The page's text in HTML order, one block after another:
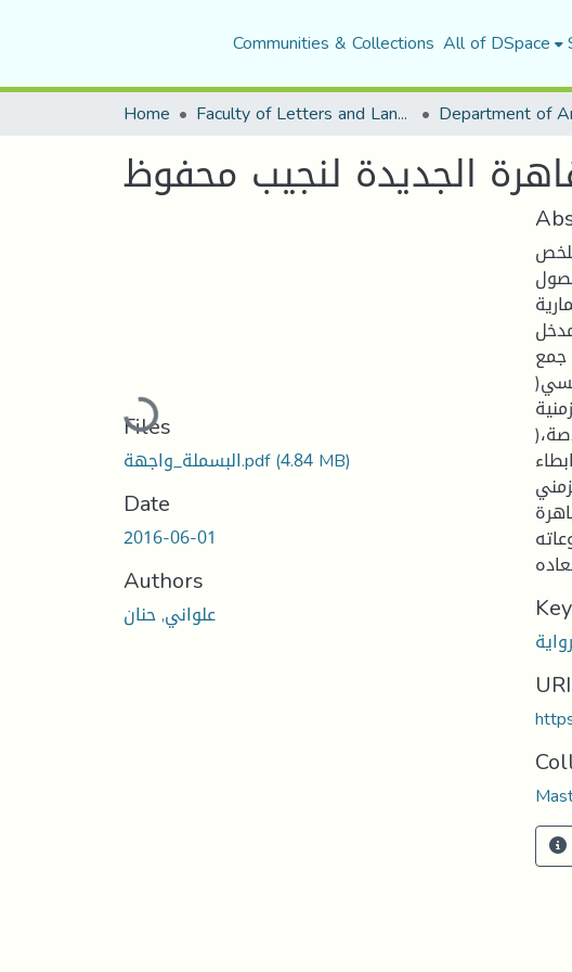
Communities & Collections All of DSpace
Home Faculty of Letters and Languages
الجديدة لنجيب محفوظ
Loading...
Files
البسملة_واجهة.pdf(4.84 MB)
Date
2016-06-01
Authors
علواني, حنان
جمع
)الاسترجاع، الاستباق(، والحركات السردية التي شملت تسريع السرد )خلاصة،
URI